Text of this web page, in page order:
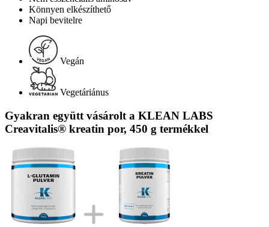
Könnyen elkészíthető
Napi bevitelre
Vegán
Vegetáriánus
Gyakran együtt vásárolt a KLEAN LABS
Creavitalis® kreatin por, 450 g termékkel